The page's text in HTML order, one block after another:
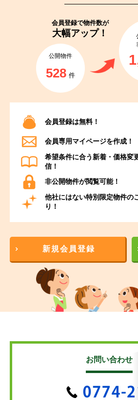
会員登録で物件数が
大幅アップ！
公開物件
528 件
会員登録は無料！
会員専用マイページを作成！
希望条件に合う新着・価格変
信！
非公開物件が閲覧可能！
他社にはない特別限定物件の
り！
新規会員登録
お問い合わせ